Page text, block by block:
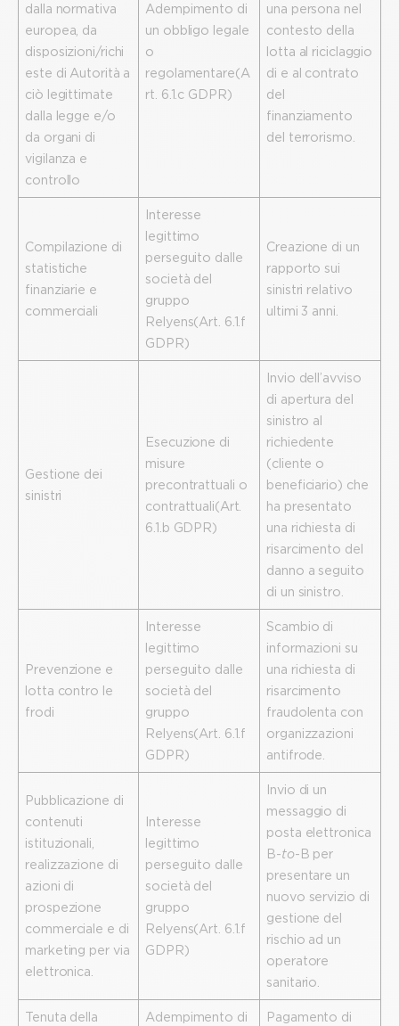
dalla normativa
europea, da
disposizioni/richi
este di Autorità a
ciò legittimate
dalla legge e/o
da organi di
vigilanza e
controllo
Adempimento di
un obbligo legale
o
regolamentare (A
rt. 6.1.c GDPR)
una persona nel
contesto della
lotta al riciclaggio
di e al contrato
del
finanziamento
del terrorismo.
Compilazione di
statistiche
finanziarie e
commerciali
Interesse
legittimo
perseguito dalle
società del
gruppo
Relyens (Art. 6.1.f
GDPR)
Creazione di un
rapporto sui
sinistri relativo
ultimi 3 anni.
Gestione dei
sinistri
Esecuzione di
misure
precontrattuali o
contrattuali (Art.
6.1.b GDPR)
Invio dell’avviso
di apertura del
sinistro al
richiedente
(cliente o
beneficiario) che
ha presentato
una richiesta di
risarcimento del
danno a seguito
di un sinistro.
Prevenzione e
lotta contro le
frodi
Interesse
legittimo
perseguito dalle
società del
gruppo
Relyens (Art. 6.1.f
GDPR)
Scambio di
informazioni su
una richiesta di
risarcimento
fraudolenta con
organizzazioni
antifrode.
Pubblicazione di
contenuti
istituzionali,
realizzazione di
azioni di
prospezione
commerciale e di
marketing per via
elettronica.
Interesse
legittimo
perseguito dalle
società del
gruppo
Relyens (Art. 6.1.f
GDPR)
Invio di un
messaggio di
posta elettronica
B-to-B per
presentare un
nuovo servizio di
gestione del
rischio ad un
operatore
sanitario.
Tenuta della
Adempimento di
Pagamento di